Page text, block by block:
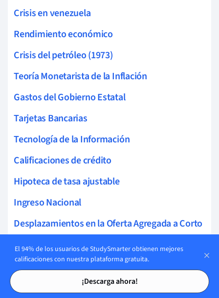
Tarjetas de estudio
Tarjetas de estudio
Crisis en venezuela
Rendimiento económico
Crisis del petróleo (1973)
Teoría Monetarista de la Inflación
Gastos del Gobierno Estatal
Tarjetas Bancarias
Tecnología de la Información
Calificaciones de crédito
Hipoteca de tasa ajustable
Ingreso Nacional
Desplazamientos en la Oferta Agregada a Corto
Mercado de Capitales Internacional
Desplazamientos en la Oferta Agregada a Largo
El 94% de los usuarios de StudySmarter obtienen mejores
calificaciones con nuestra plataforma gratuita.
¡Descarga ahora!